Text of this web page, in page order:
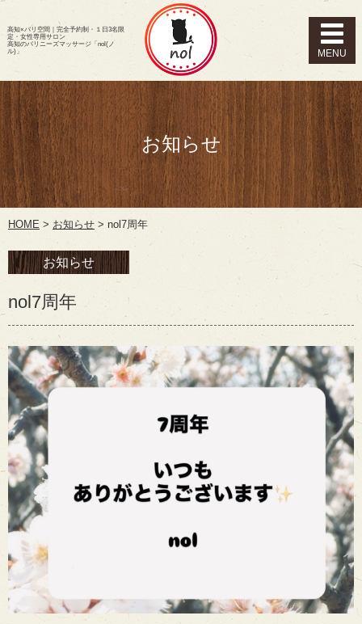
高知×バリ空間｜完全予約制・１日3名限
定・女性専用サロン
高知のバリニーズマッサージ「nol(ノ
ル)」
お知らせ
HOME > お知らせ > nol7周年
お知らせ
nol7周年